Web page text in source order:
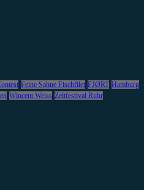
Feine Sahne Fischfilet FJØRT Hamburg
Wincent Weiss Zeltfestival Ruhr